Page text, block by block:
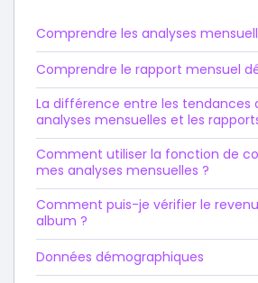
Comprendre les analyses
Comprendre le rapport mensuel
La différence entre les tendances
analyses mensuelles et les
Comment utiliser la fonction de
mes analyses mensuelles ?
Comment puis-je vérifier le
album ?
Données démographiques